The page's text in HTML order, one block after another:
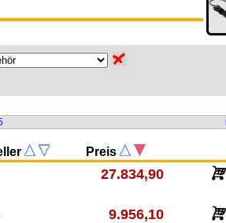
Preis
27.834,90
9.956,10